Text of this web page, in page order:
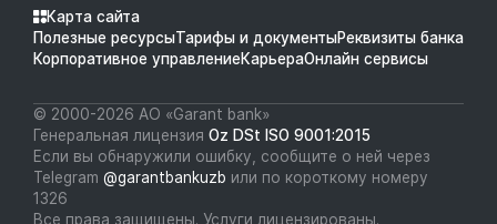
Карта сайта
Полезные ресурсыТарифы и документыРеквизиты банка
Корпоративное управлениеКарьераОнлайн сервисы
© 2000-2026 АО «Garant bank»
Генеральная лицензия Oz DSt ISO 9001:2015
Если вы обнаружили ошибку, сообщите о ней через
Telegram @garantbankuzb или по короткому номеру
1326
Все права защищены. Услуги лицензированы.